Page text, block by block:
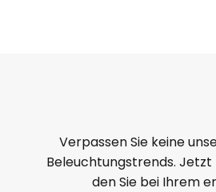
Verpassen Sie keine
Beleuchtungstrends.
den Sie bei Ihrem